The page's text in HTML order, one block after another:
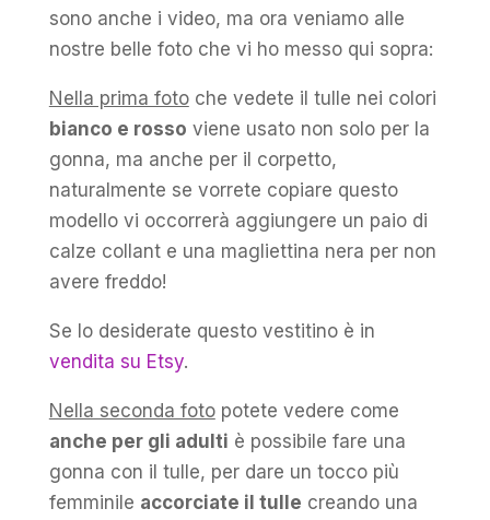
sono anche i video, ma ora veniamo alle
nostre belle foto che vi ho messo qui sopra:
Nella prima fotoche vedete il tulle nei colori
bianco e rosso viene usato non solo per la
gonna, ma anche per il corpetto,
naturalmente se vorrete copiare questo
modello vi occorrerà aggiungere un paio di
calze collant e una magliettina nera per non
avere freddo!
Se lo desiderate questo vestitino è in
vendita su Etsy.
Nella seconda fotopotete vedere come
anche per gli adulti è possibile fare una
gonna con il tulle, per dare un tocco più
femminile accorciate il tulle creando una